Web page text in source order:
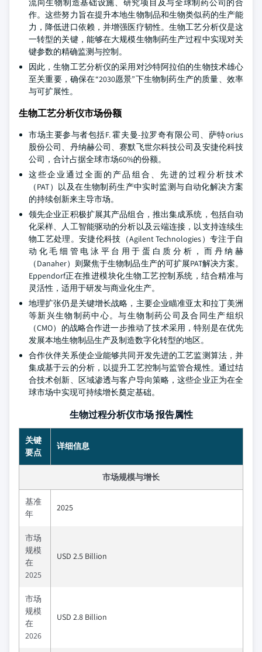
流向生物制造基础设施、研究项目及与全球制药公司的合
作。这些努力旨在提升本地生物制品和生物类似药的生产能
力，降低进口依赖，并增强医疗韧性。生物工艺分析仪是这
一转型的关键，能够在大规模生物制药生产过程中实现对关
键参数的精确监测与控制。
因此，生物工艺分析仪的采用对沙特阿拉伯的生物技术雄心
至关重要，确保在“2030愿景”下生物制药生产的质量、效率
与可扩展性。
生物工艺分析仪市场份额
市场主要参与者包括F. 霍夫曼-拉罗奇有限公司、萨特orius
股份公司、丹纳赫公司、赛默飞世尔科技公司及安捷伦科技
公司，合计占据全球市场60%的份额。
这些企业通过全面的产品组合、先进的过程分析技术
（PAT）以及在生物制药生产中实时监测与自动化解决方案
的持续创新来主导市场。
领先企业正积极扩展其产品组合，推出集成系统，包括自动
化采样、人工智能驱动的分析以及云端连接，以支持连续生
物工艺处理。安捷伦科技（Agilent Technologies）专注于自
动化毛细管电泳平台用于蛋白质分析，而丹纳赫
（Danaher）则聚焦于生物制品生产的可扩展PAT解决方案。
Eppendorf正在推进模块化生物工艺控制系统，结合精准与
灵活性，适用于研发与商业化生产。
地理扩张仍是关键增长战略，主要企业瞄准亚太和拉丁美洲
等新兴生物制药中心。与生物制药公司及合同生产组织
（CMO）的战略合作进一步推动了技术采用，特别是在优先
发展本地生物制品生产及制造数字化转型的地区。
合作伙伴关系使企业能够共同开发先进的工艺监测算法，并
集成基于云的分析，以提升工艺控制与监管合规性。通过结
合技术创新、区域渗透与客户导向策略，这些企业正为在全
球市场中实现可持续增长奠定基础。
生物过程分析仪市场 报告属性
关键
要点
详细信息
市场规模与增长
基准
年
2025
市场
规模
在
2025
USD 2.5 Billion
市场
规模
在
2026
USD 2.8 Billion